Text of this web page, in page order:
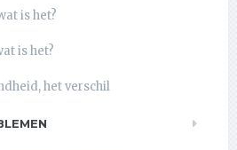
is het?
is het?
het verschil